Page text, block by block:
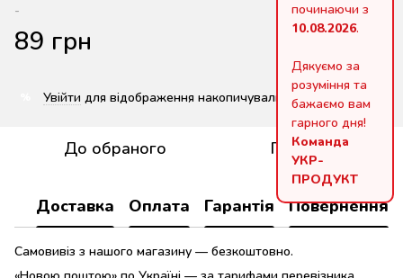
починаючи з
10.08.2026.
Дякуємо за
розуміння та
бажаємо вам
гарного дня!
Команда
УКР-
ПРОДУКТ
-
89 грн
Увійти для відображення накопичувальної знижки
До обраного Порівняти
Доставка Оплата Гарантія Повернення
Самовивіз з нашого магазину — безкоштовно.
«Новою поштою» по Україні — за тарифами перевізника